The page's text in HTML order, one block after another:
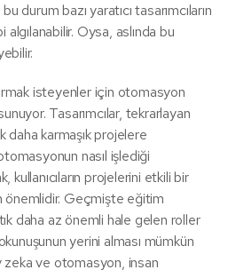
durum bazı yaratıcı tasarımcıların
Oysa, aslında bu
isteyenler için otomasyon
Tasarımcılar, tekrarlayan
karmaşık projelere
nasıl işlediği
kullanıcıların projelerini etkili bir
Geçmişte eğitim
daha az önemli hale gelen roller
yerini alması mümkün
ve otomasyon, insan